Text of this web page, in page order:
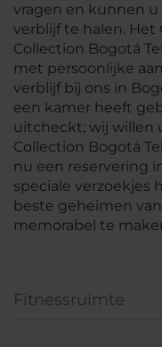
vragen en kunnen
verblijf te halen. Het
Collection Bogotá
met persoonlijke
verblijf bij ons in
een kamer heeft
uitcheckt; wij willen
Collection Bogotá
nu een reservering
speciale verzoekjes
beste geheimen
memorabel te
Fitnessruimte